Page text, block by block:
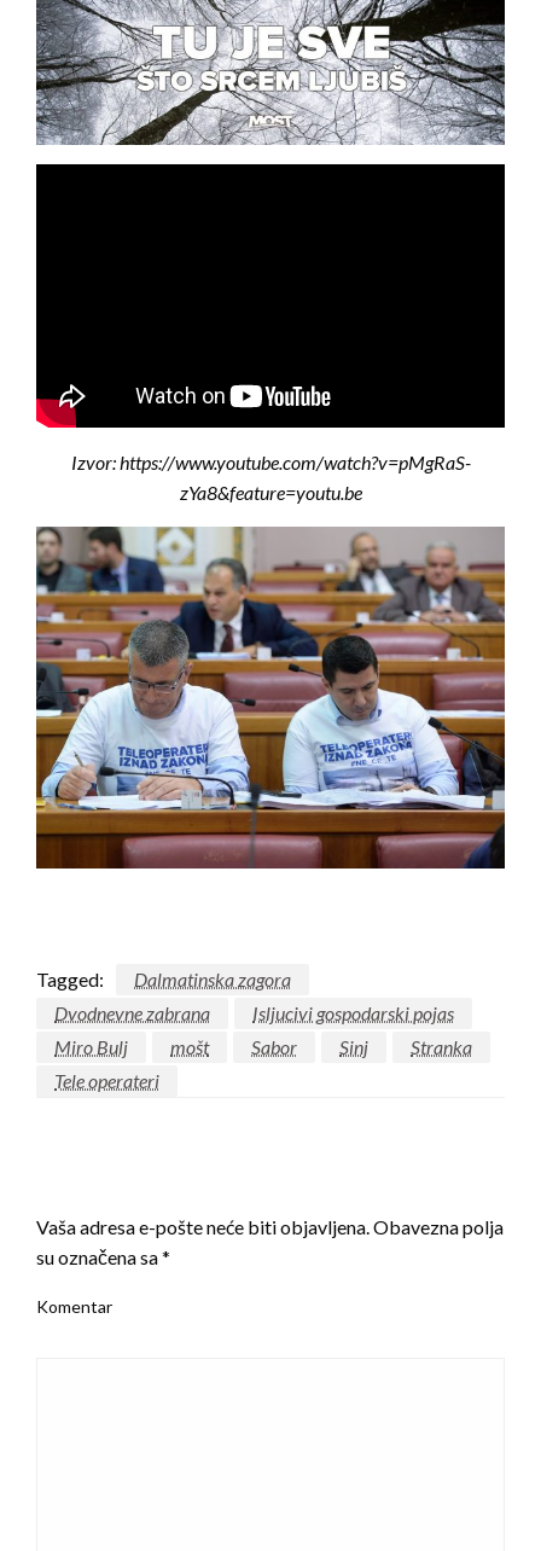
Izvor: https://www.youtube.com/watch?v=pMgRaS-
zYa8&feature=youtu.be
Tagged:
Dalmatinska zagora
Dvodnevne zabrana
Isljucivi gospodarski pojas
Miro Bulj
mošt Sabor Sinj
Stranka
Tele operateri
Vaša adresa e-pošte neće biti objavljena. Obavezna polja
su označena sa*
Komentar